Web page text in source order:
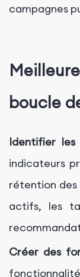
campagnes
boucle
Identifier
indicateurs
rétention des
actifs, les
Créer des